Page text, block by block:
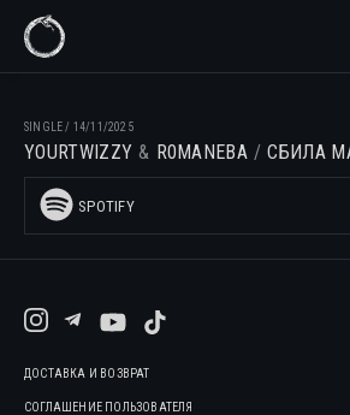
SINGLE/ 14/11/2025
YOURTWIZZY R0MANEBA СБИЛА
SPOTIFY
ДОСТАВКА И ВОЗВРАТ
СОГЛАШЕНИЕ ПОЛЬЗОВАТЕЛЯ